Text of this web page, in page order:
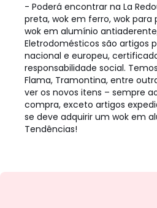
- Poderá encontrar na La
preta, wok em ferro, wok
wok em alumínio
Eletrodomésticos são artigos
nacional e europeu,
responsabilidade social.
Flama, Tramontina, entre
ver os novos itens – sempre
compra, exceto artigos
se deve adquirir um wok em
Tendências!